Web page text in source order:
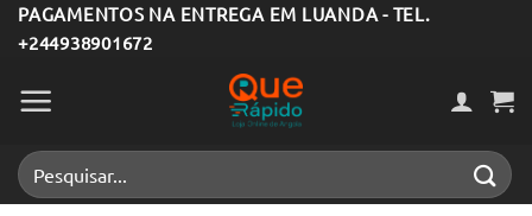
Skip
to
content
PAGAMENTOS NA ENTREGA EM LUANDA - TEL.
+244938901672
Pesquisar
por: